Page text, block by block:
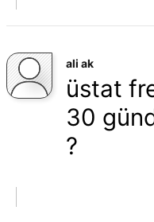
ali ak
üstat
30
?